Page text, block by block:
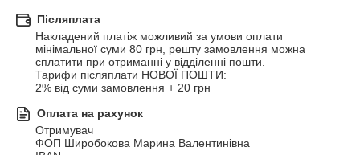
Післяплата
Накладений платіж можливий за умови оплати
мінімальної суми 80 грн, решту замовлення можна
сплатити при отриманні у відділенні пошти.
Тарифи післяплати НОВОЇ ПОШТИ:
2% від суми замовлення + 20 грн
Оплата на рахунок
Отримувач
ФОП Широбокова Марина Валентинівна